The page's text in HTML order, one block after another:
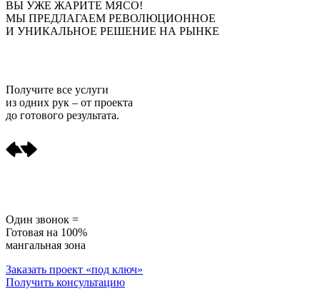
ВЫ УЖЕ ЖАРИТЕ МЯСО!
МЫ ПРЕДЛАГАЕМ РЕВОЛЮЦИОННОЕ
И УНИКАЛЬНОЕ РЕШЕНИЕ НА РЫНКЕ
Получите все услуги
из одних рук – от проекта
до готового результата.
Один звонок =
Готовая на 100%
мангальная зона
Заказать проект «под ключ»
Получить консультацию